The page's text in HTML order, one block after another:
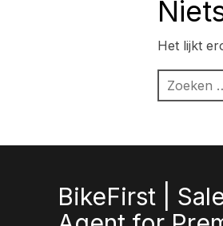
Het lijkt
Zoeken
naar:
BikeFirst |